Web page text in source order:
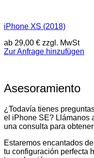
iPhone XS (2018)
ab 29,00 € zzgl. MwSt
Zur Anfrage hinzufügen
Asesoramiento
¿Todavía tienes
el iPhone SE? Llámanos
una consulta para
Estaremos encantados
tu configuración perfecta